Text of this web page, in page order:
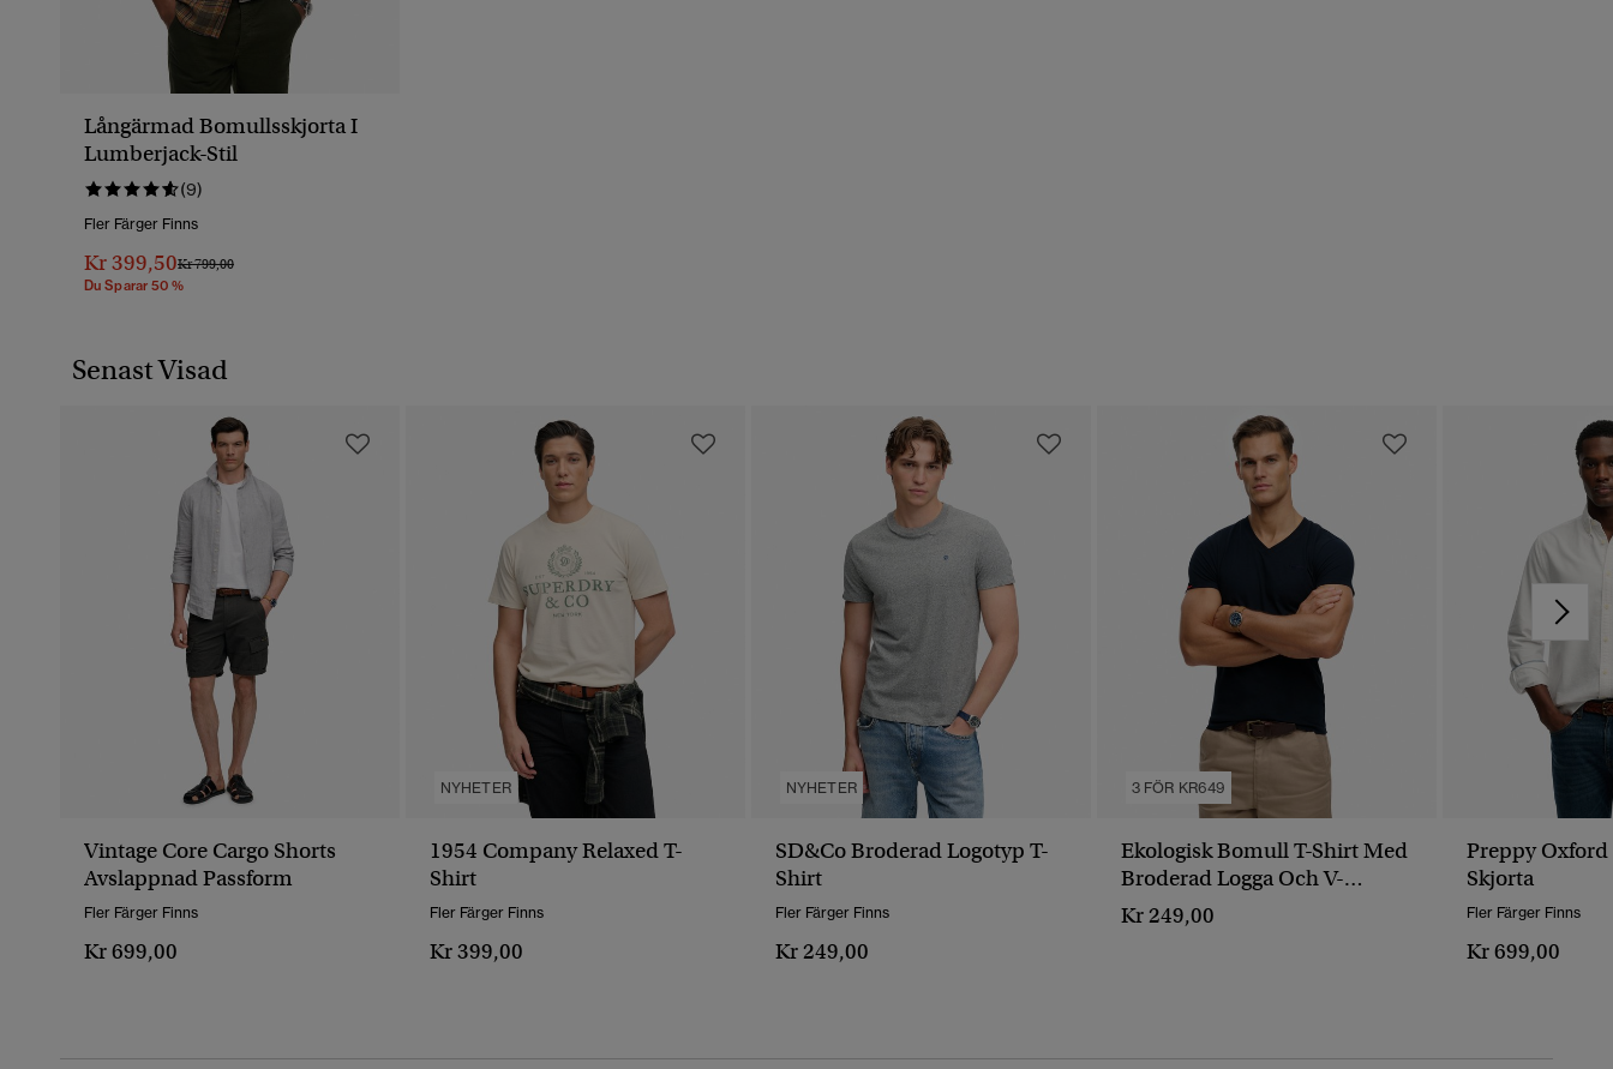
Långärmad Bomullsskjorta I
Lumberjack-Stil
(9)
Fler Färger Finns
Kr 399,50Pris Reducerat Från
Kr 799,00Till
Du Sparar 50 %
Senast Visad
Vintage Core Cargo Shorts
Avslappnad Passform
Fler Färger Finns
Kr 699,00
NYHETER
1954 Company Relaxed T-
Shirt
Fler Färger Finns
Kr 399,00
NYHETER
SD&Co Broderad Logotyp T-
Shirt
Fler Färger Finns
Kr 249,00
3 FÖR KR649
Ekologisk Bomull T-Shirt Med
Broderad Logga Och V-
Ringning
Kr 249,00
Preppy
Skjorta
Fler Färger Finns
Kr 699,00